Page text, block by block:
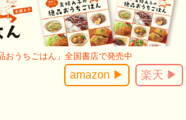
おうちごはん」全国書店で発売中
楽天 ▶
amazon ▶